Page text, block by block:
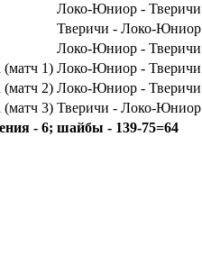
Локо-Юниор - Тверичи
Тверичи - Локо-Юниор
Локо-Юниор - Тверичи
(матч 1) Локо-Юниор - Тверичи
(матч 2) Локо-Юниор - Тверичи
(матч 3) Тверичи - Локо-Юниор
- 6; шайбы - 139-75=64